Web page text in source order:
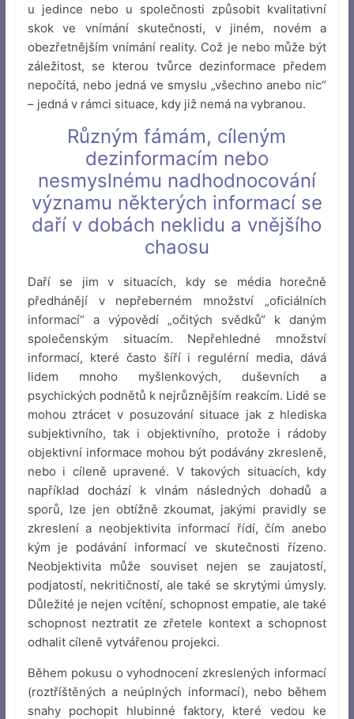
u jedince nebo u společnosti způsobit kvalitativní
skok ve vnímání skutečnosti, v jiném, novém a
obezřetnějším vnímání reality. Což je nebo může být
záležitost, se kterou tvůrce dezinformace předem
nepočítá, nebo jedná ve smyslu „všechno anebo nic“
– jedná v rámci situace, kdy již nemá na vybranou.
Různým fámám, cíleným
dezinformacím nebo
nesmyslnému nadhodnocování
významu některých informací se
daří v dobách neklidu a vnějšího
chaosu
Daří se jim v situacích, kdy se média horečně
předhánějí v nepřeberném množství „oficiálních
informací“ a výpovědí „očitých svědků“ k daným
společenským situacím. Nepřehledné množství
informací, které často šíří i regulérní media, dává
lidem mnoho myšlenkových, duševních a
psychických podnětů k nejrůznějším reakcím. Lidé se
mohou ztrácet v posuzování situace jak z hlediska
subjektivního, tak i objektivního, protože i rádoby
objektivní informace mohou být podávány zkresleně,
nebo i cíleně upravené. V takových situacích, kdy
například dochází k vlnám následných dohadů a
sporů, lze jen obtížně zkoumat, jakými pravidly se
zkreslení a neobjektivita informací řídí, čím anebo
kým je podávání informací ve skutečnosti řízeno.
Neobjektivita může souviset nejen se zaujatostí,
podjatostí, nekritičností, ale také se skrytými úmysly.
Důležité je nejen vcítění, schopnost empatie, ale také
schopnost neztratit ze zřetele kontext a schopnost
odhalit cíleně vytvářenou projekci.
Během pokusu o vyhodnocení zkreslených informací
(roztříštěných a neúplných informací), nebo během
snahy pochopit hlubinné faktory, které vedou ke